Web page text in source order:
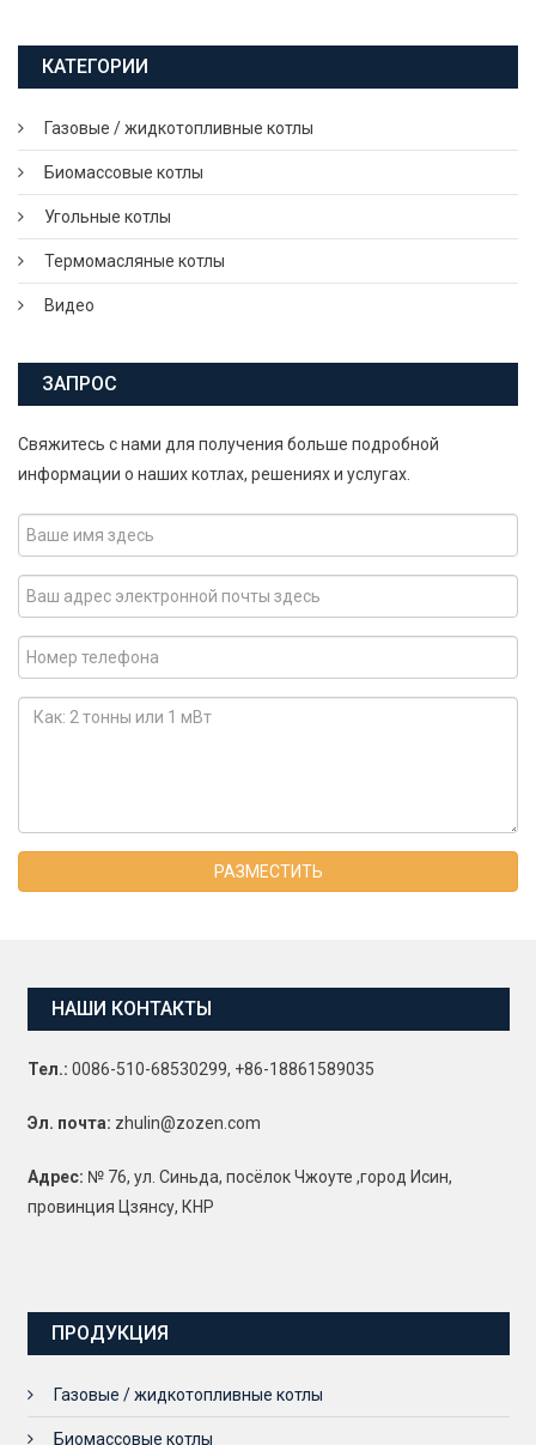
КАТЕГОРИИ
Газовые / жидкотопливные котлы
Биомассовые котлы
Угольные котлы
Термомасляные котлы
Видео
ЗАПРОС
Свяжитесь с нами для получения больше подробной
информации о наших котлах, решениях и услугах.
РАЗМЕСТИТЬ
НАШИ КОНТАКТЫ
Тел.: 0086-510-68530299, +86-18861589035
Эл. почта: zhulin@zozen.com
Адрес: № 76, ул. Синьда, посёлок Чжоуте ,город Исин,
провинция Цзянсу, КНР
ПРОДУКЦИЯ
Газовые / жидкотопливные котлы
Биомассовые котлы